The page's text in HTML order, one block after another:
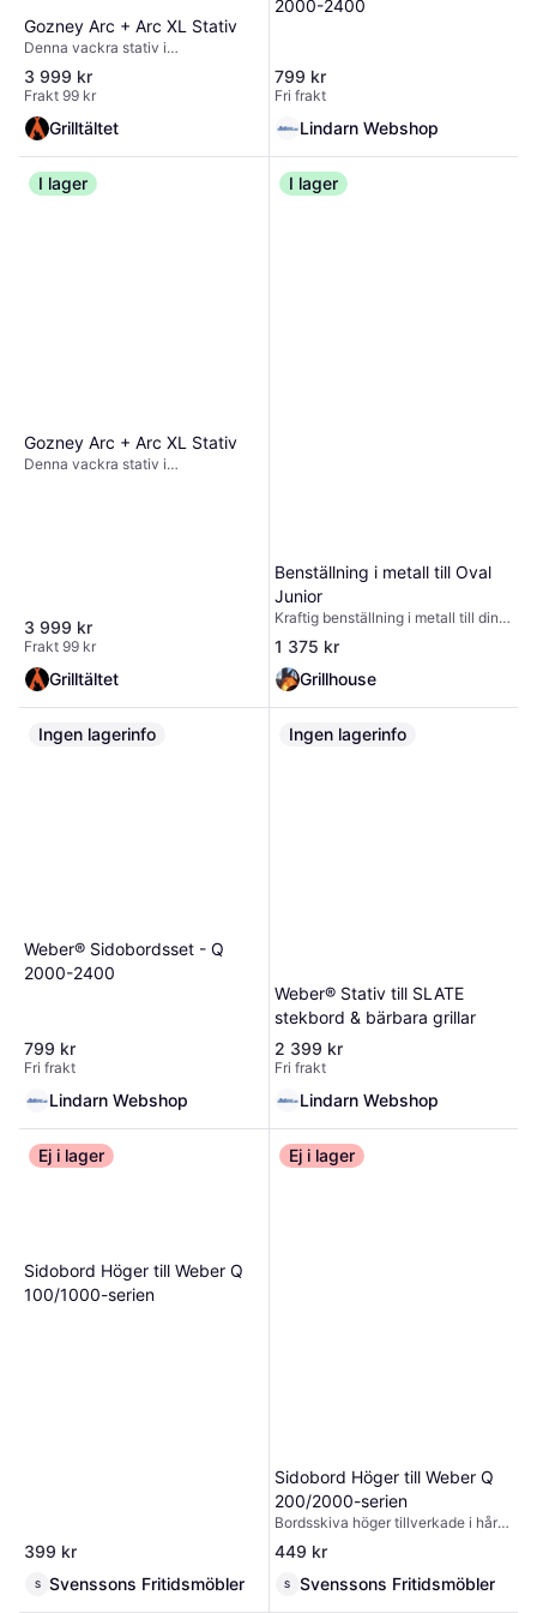
2800N+, Q 1000, Q 1200, Q 2000
Gozney Arc + Arc XL Stativ
Denna vackra stativ i
pulverlackerat stål för Gozney
Arc/Arc XL höjer din ugn till rätt
ergonomisk arbetsnivå. Ställningen
är lätt att montera, stadigt
konstruerad och lätt att manövrera,
så din pizzaugn kan stå stadigt
både på terrassen eller i
trädgården.
3 999 kr
Frakt 99 kr
Grilltältet
2000-2400
799 kr
Fri frakt
Lindarn Webshop
I lager
Gozney Arc + Arc XL Stativ
Denna vackra stativ i
trädgården.
3 999 kr
Frakt 99 kr
Grilltältet
I lager
Benställning i metall till Oval
Junior
Kraftig benställning i metall till din
Oval Junor. Ger grillen en bra
arbetshöjd och är utrustad med
(låsbara) hjul av hög kvalitet för
enkel förflyttning av grillen. Går att
komplettera med fällbara sidobord
(extra tillbehör).
1 375 kr
Grillhouse
Ingen lagerinfo
Weber® Sidobordsset - Q
2000-2400
799 kr
Fri frakt
Lindarn Webshop
Ingen lagerinfo
Weber® Stativ till SLATE
stekbord & bärbara grillar
2 399 kr
Fri frakt
Lindarn Webshop
Ej i lager
Sidobord Höger till Weber Q
100/1000-serien
399 kr
S Svenssons Fritidsmöbler
Ej i lager
Sidobord Höger till Weber Q
200/2000-serien
Bordsskiva höger tillverkade i hård
plast, ihopfällbar som passar till
Weber Q 200/2000-serien
449 kr
S Svenssons Fritidsmöbler